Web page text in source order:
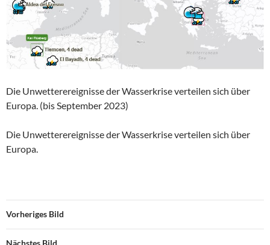
Die Unwetterereignisse der Wasserkrise verteilen sich über
Europa. (bis September 2023)
Die Unwetterereignisse der Wasserkrise verteilen sich über
Europa.
Vorheriges Bild
Nächstes Bild